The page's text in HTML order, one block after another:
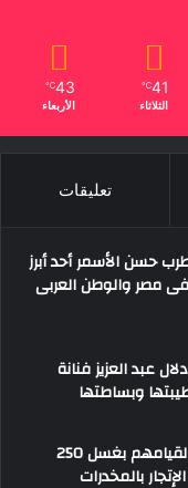
41
℃
الثلاثاء
43
℃
الأربعاء
تعليقات
المطرب حسن الأسمر أحد أبرز
مصر والوطن العربى
عبد العزيز فنانة
وبساطتها
سقوط 6 عناصر جنائية لقيامهم بغسل 250
بالمخدرات